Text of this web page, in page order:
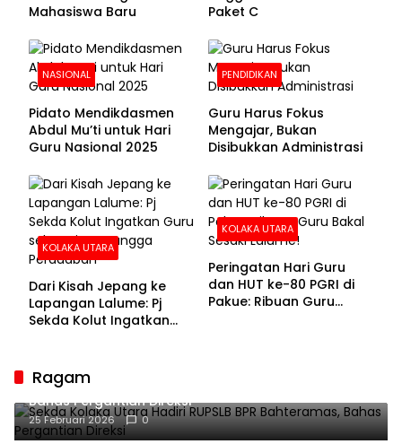
Mahasiswa Baru
Paket C
NASIONAL
Pidato Mendikdasmen
Abdul Mu’ti untuk Hari
Guru Nasional 2025
PENDIDIKAN
Guru Harus Fokus
Mengajar, Bukan
Disibukkan Administrasi
KOLAKA UTARA
Dari Kisah Jepang ke
Lapangan Lalume: Pj
Sekda Kolut Ingatkan
KOLAKA UTARA
Peringatan Hari Guru
dan HUT ke-80 PGRI di
Pakue: Ribuan Guru
Ragam
Sekda Kolaka Utara Hadiri RUPSLB BPR Bahteramas,
Bahas Pergantian Direksi
25 Februari 2026 0